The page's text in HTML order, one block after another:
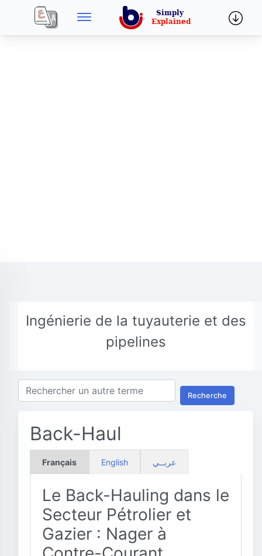
Ingénierie de la tuyauterie et des
pipelines
Recherche
Back-Haul
Français English عربــي
Le Back-Hauling dans le
Secteur Pétrolier et
Gazier : Nager à